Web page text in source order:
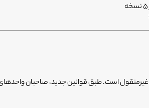
است. طبق قوانین جدید، صاحبان